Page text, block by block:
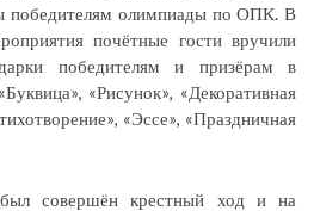
победителям олимпиады по ОПК. В
почётные гости вручили
победителям и призёрам в
«Рисунок», «Декоративная
«Эссе», «Праздничная
совершён крестный ход и на